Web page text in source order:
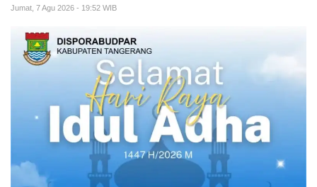
Jumat, 7 Agu 2026 - 19:52 WIB